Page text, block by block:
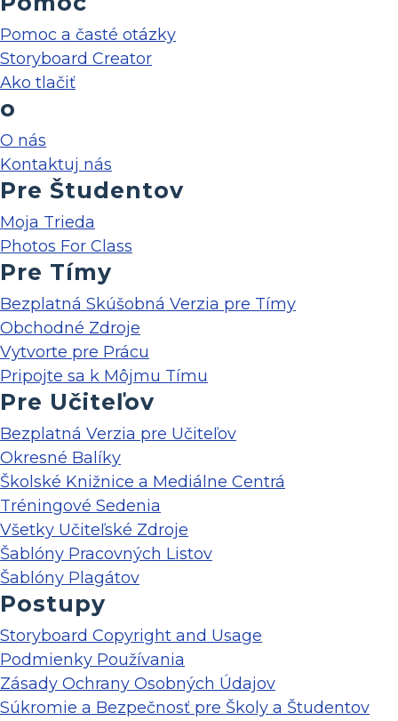
Pomoc a časté otázky
Storyboard Creator
Ako tlačiť
o
O nás
Kontaktuj nás
Pre Študentov
Moja Trieda
Photos For Class
Pre Tímy
Bezplatná Skúšobná Verzia pre Tímy
Obchodné Zdroje
Vytvorte pre Prácu
Pripojte sa k Môjmu Tímu
Pre Učiteľov
Bezplatná Verzia pre Učiteľov
Okresné Balíky
Školské Knižnice a Mediálne Centrá
Tréningové Sedenia
Všetky Učiteľské Zdroje
Šablóny Pracovných Listov
Šablóny Plagátov
Postupy
Storyboard Copyright and Usage
Podmienky Používania
Zásady Ochrany Osobných Údajov
Súkromie a Bezpečnosť pre Školy a Študentov